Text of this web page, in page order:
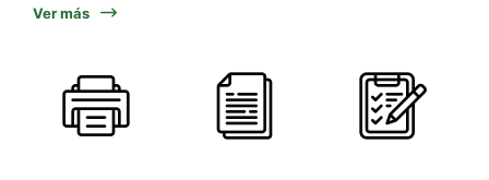
Ver más